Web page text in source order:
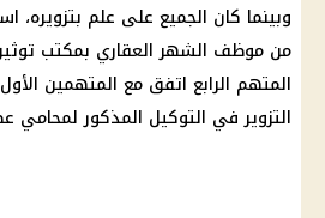
وبينما كان الجميع على علم بتزويره،
من موظف الشهر العقاري بمكتب
المتهم الرابع اتفق مع المتهمين
التزوير في التوكيل المذكور لمحامي